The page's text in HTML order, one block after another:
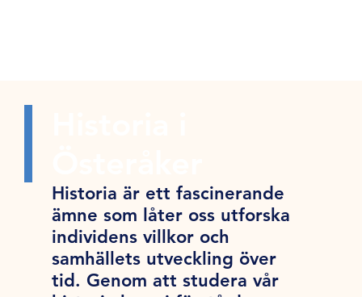
Historia är ett fascinerande
ämne som låter oss utforska
individens villkor och
samhällets utveckling över
tid. Genom att studera vår